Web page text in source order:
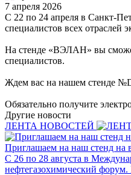
7 апреля 2026
С 22 по 24 апреля в Санкт-
специалистов всех отраслей
На стенде «ВЭЛАН» вы
специалистов.
Ждем вас на нашем стенде
Обязательно получите
Другие новости
ЛЕНТА НОВОСТЕЙ
Приглашаем на наш стенд на
С 26 по 28 августа в
нефтегазохимический форум.